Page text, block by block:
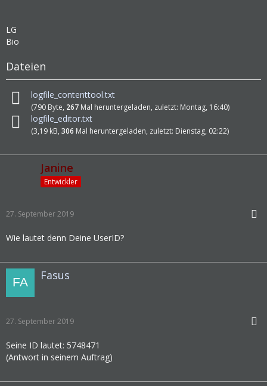
LG
Bio
Dateien
logfile_contenttool.txt
(790 Byte, 267 Mal heruntergeladen, zuletzt: Montag, 16:40)
logfile_editor.txt
(3,19 kB, 306 Mal heruntergeladen, zuletzt: Dienstag, 02:22)
Janine
Entwickler
27. September 2019
Wie lautet denn Deine UserID?
Fasus
27. September 2019
Seine ID lautet: 5748471
(Antwort in seinem Auftrag)